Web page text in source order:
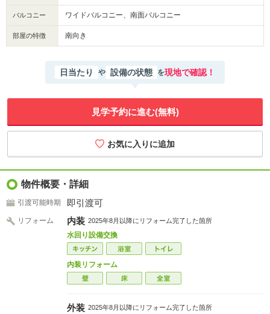
バルコニー ワイドバルコニー、南面バルコニー
部屋の特徴 南向き
日当たり や 設備の状態 を現地で確認！
見学予約に進む(無料)
物件概要・詳細
引渡可能時期 即引渡可
リフォーム 内装 2025年8月以降にリフォーム完了した箇所
水回り設備交換
内装リフォーム
外装 2025年8月以降にリフォーム完了した箇所